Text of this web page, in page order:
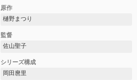
原作
樋野まつり
監督
佐山聖子
シリーズ構成
岡田麿里